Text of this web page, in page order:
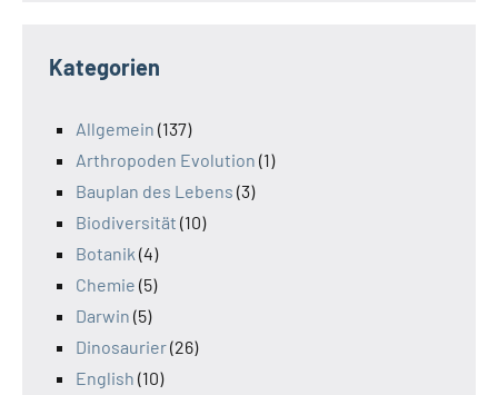
Kategorien
Allgemein (137)
Arthropoden Evolution (1)
Bauplan des Lebens (3)
Biodiversität (10)
Botanik (4)
Chemie (5)
Darwin (5)
Dinosaurier(26)
English (10)